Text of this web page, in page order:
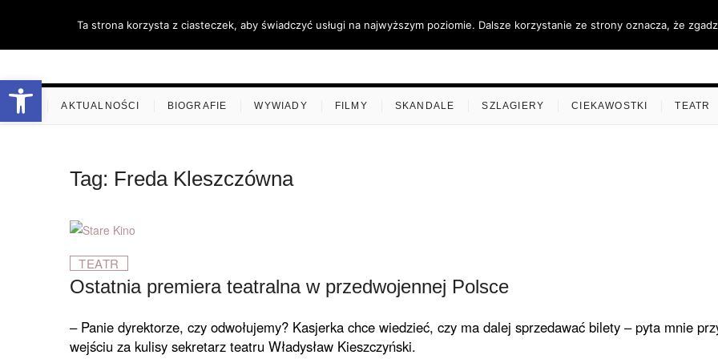
Otwórz pasek narzędzi
content
AKTUALNOŚCI BIOGRAFIE WYWIADY FILMY SKANDALE SZLAGIERY CIEKAWOSTKI TEATR
Tag: Freda Kleszczówna
TEATR
Ostatnia premiera teatralna w przedwojennej Polsce
– Panie dyrektorze, czy odwołujemy? Kasjerka chce wiedzieć, czy ma dalej sprzedawać bilety – pyta mnie
wejściu za kulisy sekretarz teatru Władysław Kieszczyński.
Ta strona korzysta z ciasteczek, aby świadczyć usługi na najwyższym poziomie. Dalsze korzystanie ze strony oznacza, że